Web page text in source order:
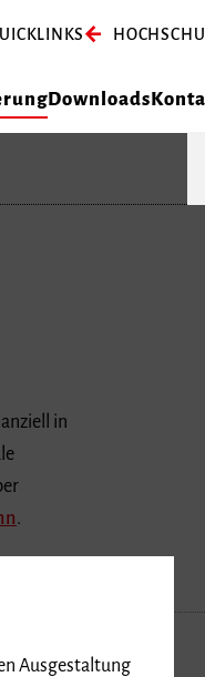
Downloads
in
.
Ausgestaltung